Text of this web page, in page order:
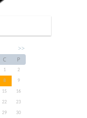
>>
C P
1
2
8
9
15
16
22
23
29
30